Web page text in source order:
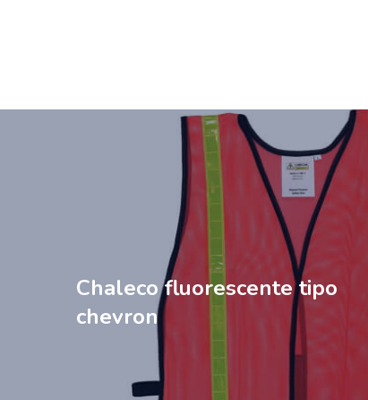
Chaleco fluorescente tipo
chevron